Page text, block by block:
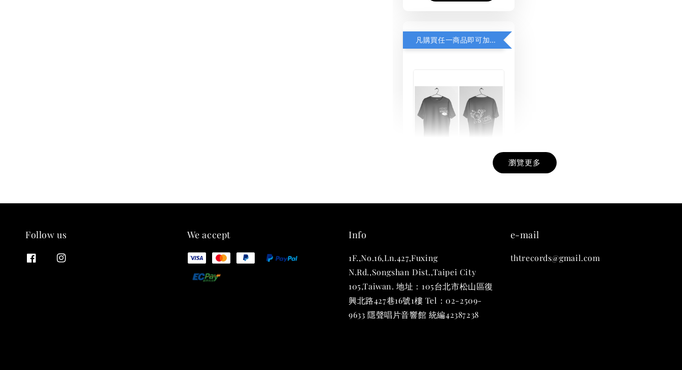
凡購買任一商品即可加購 THT 九週年紀念 T-shirt
THT 九週年紀念 T-
瀏覽更多
Follow us We accept Info
1F.,No.16,Ln.427,Fuxing
N.Rd.,Songshan Dist.,Taipei City
105,Taiwan. 地址：105台北市松山區復
興北路427巷16號1樓 Tel：02-2509-
9633 隱聲唱片音響館 統編42387238
e-mail
thtrecords@gmail.com